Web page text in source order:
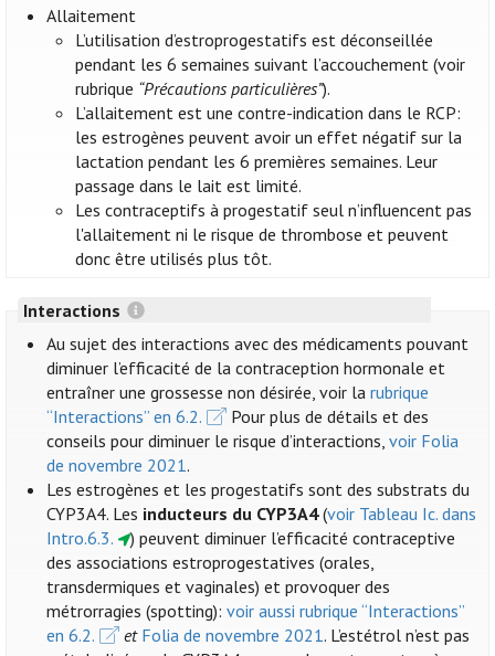
Allaitement
L’utilisation d’estroprogestatifs est déconseillée
pendant les 6 semaines suivant l’accouchement (voir
rubrique “Précautions particulières”).
L’allaitement est une contre-indication dans le RCP:
les estrogènes peuvent avoir un effet négatif sur la
lactation pendant les 6 premières semaines. Leur
passage dans le lait est limité.
Les contraceptifs à progestatif seul n’influencent pas
l'allaitement ni le risque de thrombose et peuvent
donc être utilisés plus tôt.
Interactions
Au sujet des interactions avec des médicaments pouvant
diminuer l’efficacité de la contraception hormonale et
entraîner une grossesse non désirée, voir larubrique
“Interactions” en 6.2.
Pour plus de détails et des
conseils pour diminuer le risque d’interactions,voir Folia
de novembre 2021.
Les estrogènes et les progestatifs sont des substrats du
CYP3A4. Les inducteurs du CYP3A4(voir Tableau Ic. dans
Intro.6.3.
) peuvent diminuer l’efficacité contraceptive
des associations estroprogestatives (orales,
transdermiques et vaginales) et provoquer des
métrorragies (spotting):voir aussi rubrique “Interactions”
en 6.2.
et Folia de novembre 2021. L’estétrol n’est pas